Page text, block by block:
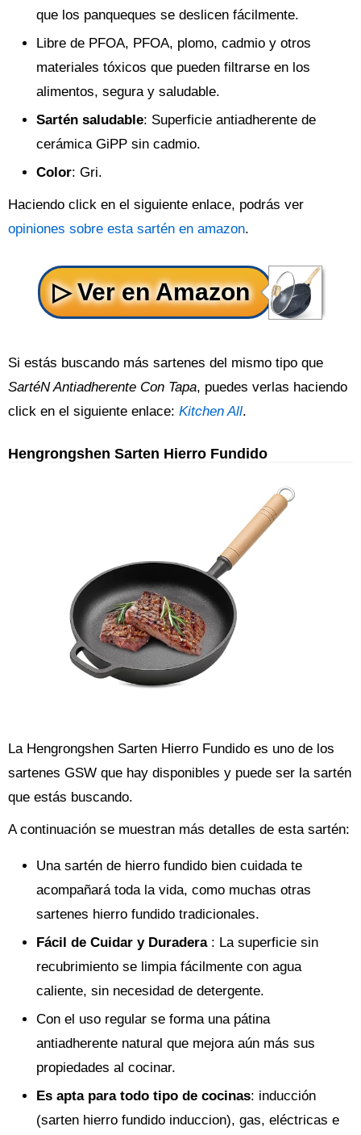
que los panqueques se deslicen fácilmente.
Libre de PFOA, PFOA, plomo, cadmio y otros
materiales tóxicos que pueden filtrarse en los
alimentos, segura y saludable.
Sartén saludable: Superficie antiadherente de
cerámica GiPP sin cadmio.
Color: Gri.
Haciendo click en el siguiente enlace, podrás ver
opiniones sobre esta sartén en amazon.
Si estás buscando más sartenes del mismo tipo que
SartéN Antiadherente Con Tapa, puedes verlas haciendo
click en el siguiente enlace: Kitchen All.
Hengrongshen Sarten Hierro Fundido
La Hengrongshen Sarten Hierro Fundido es uno de los
sartenes GSW que hay disponibles y puede ser la sartén
que estás buscando.
A continuación se muestran más detalles de esta sartén:
Una sartén de hierro fundido bien cuidada te
acompañará toda la vida, como muchas otras
sartenes hierro fundido tradicionales.
Fácil de Cuidar y Duradera : La superficie sin
recubrimiento se limpia fácilmente con agua
caliente, sin necesidad de detergente.
Con el uso regular se forma una pátina
antiadherente natural que mejora aún más sus
propiedades al cocinar.
Es apta para todo tipo de cocinas: inducción
(sarten hierro fundido induccion), gas, eléctricas e